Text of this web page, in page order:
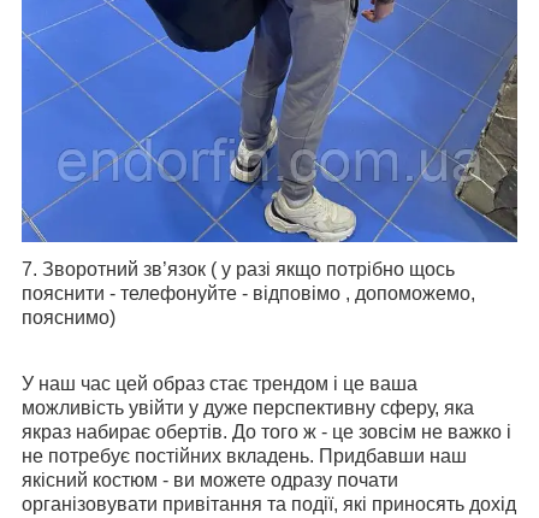
7. Зворотний зв’язок ( у разі якщо потрібно щось
пояснити - телефонуйте - відповімо , допоможемо,
пояснимо)
У наш час цей образ стає трендом і це ваша
можливість увійти у дуже перспективну сферу, яка
якраз набирає обертів. До того ж - це зовсім не важко і
не потребує постійних вкладень. Придбавши наш
якісний костюм - ви можете одразу почати
організовувати привітання та події, які приносять дохід